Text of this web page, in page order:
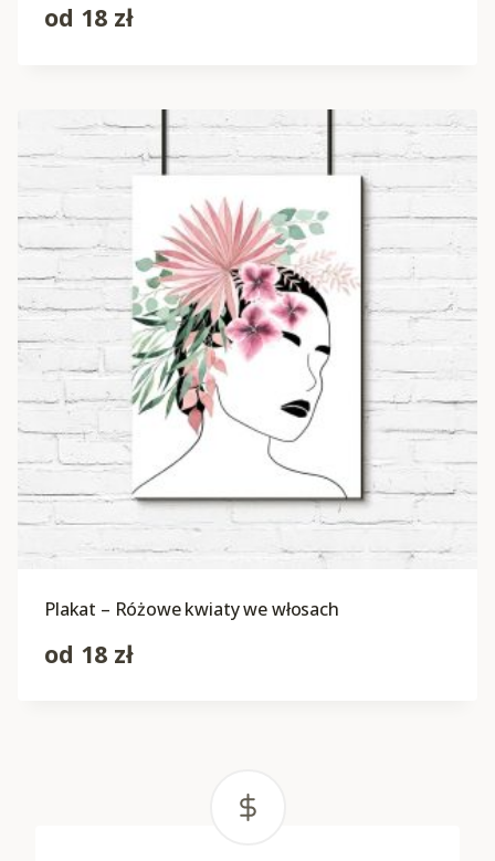
od 18 zł
Plakat – Różowe kwiaty we włosach
od 18 zł